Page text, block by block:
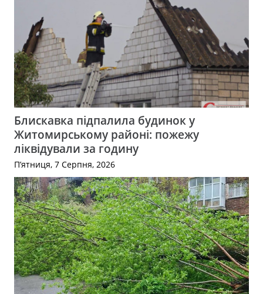
Блискавка підпалила будинок у
Житомирському районі: пожежу
ліквідували за годину
П’ятниця, 7 Серпня, 2026